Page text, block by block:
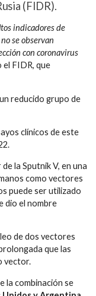
(FIDR).
indicadores de
se observan
con coronavirus
el FIDR, que
reducido grupo de
clínicos de este
la Sputnik V, en una
como vectores
puede ser utilizado
dio el nombre
de dos vectores
que las
vector.
la combinación se